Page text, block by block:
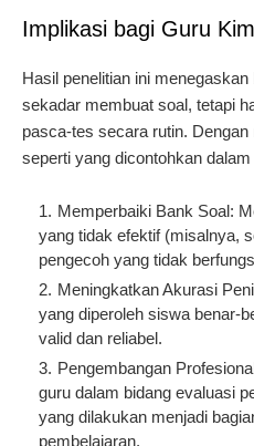
Implikasi bagi Guru
Hasil penelitian ini
sekadar membuat soal, tetapi
pasca-tes secara rutin.
seperti yang dicontohkan
Memperbaiki Bank Soal:
yang tidak efektif (misalnya,
pengecoh yang tidak
Meningkatkan Akurasi
yang diperoleh siswa benar-
valid dan reliabel.
Pengembangan
guru dalam bidang evaluasi
yang dilakukan menjadi
pembelajaran.